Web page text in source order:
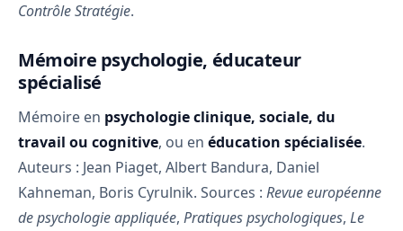
Contrôle Stratégie.
Mémoire psychologie, éducateur
spécialisé
Mémoire en psychologie clinique, sociale, du
travail ou cognitive, ou en éducation spécialisée.
Auteurs : Jean Piaget, Albert Bandura, Daniel
Kahneman, Boris Cyrulnik. Sources : Revue européenne
de psychologie appliquée, Pratiques psychologiques, Le